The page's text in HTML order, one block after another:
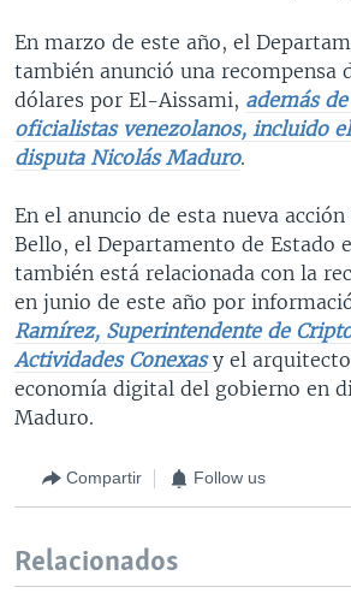
En marzo de este año, el
también anunció una recompensa
dólares por El-Aissami, además
oficialistas venezolanos, incluido
disputa Nicolás Maduro.
En el anuncio de esta nueva
Bello, el Departamento de Estado
también está relacionada con la
en junio de este año por
Ramírez, Superintendente de
Actividades Conexas y el
economía digital del gobierno en
Maduro.
Compartir Follow us
Relacionados